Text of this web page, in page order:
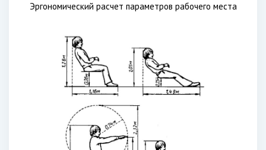
Эргономический расчет параметров рабочего места